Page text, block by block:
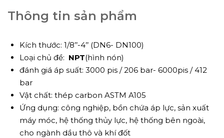
Thông tin sản phẩm
Kích thước: 1/8’’-4’’ (DN6- DN100)
Loại chủ đề: NPT(hình nón)
đánh giá áp suất: 3000 pis / 206 bar- 6000pis / 412
bar
Vật chất: thép carbon ASTM A105
Ứng dụng: công nghiệp, bồn chứa áp lực, sản xuất
máy móc, hệ thống thủy lực, hệ thống bên ngoài,
cho ngành dầu thô và khí đốt